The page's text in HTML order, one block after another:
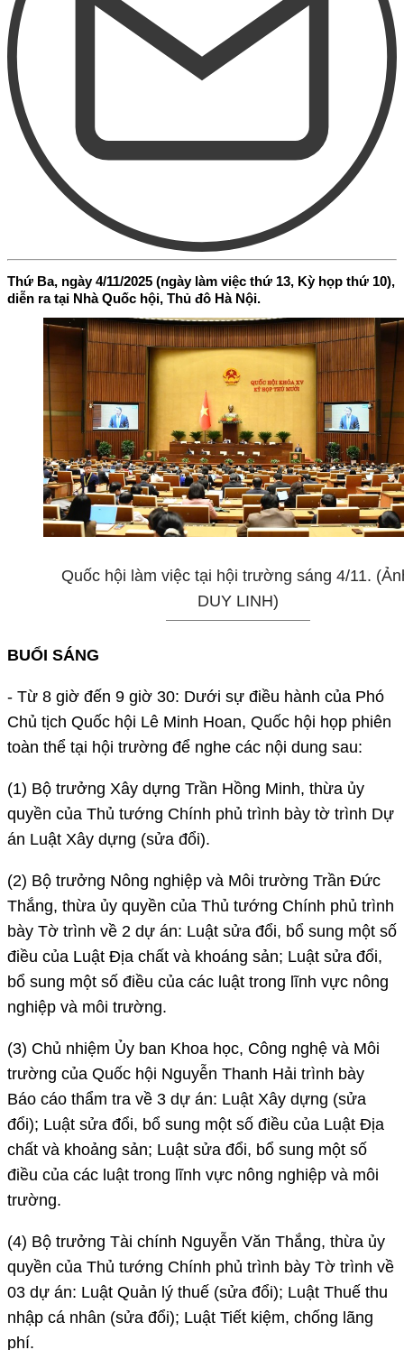
Thứ Ba, ngày 4/11/2025 (ngày làm việc thứ 13, Kỳ họp thứ 10),
diễn ra tại Nhà Quốc hội, Thủ đô Hà Nội.
Quốc hội làm việc tại hội trường sáng 4/11.
DUY LINH)
BUỔI SÁNG
- Từ 8 giờ đến 9 giờ 30: Dưới sự điều hành của Phó
Chủ tịch Quốc hội Lê Minh Hoan, Quốc hội họp phiên
toàn thể tại hội trường để nghe các nội dung sau:
(1) Bộ trưởng Xây dựng Trần Hồng Minh, thừa ủy
quyền của Thủ tướng Chính phủ trình bày tờ trình Dự
án Luật Xây dựng (sửa đổi).
(2) Bộ trưởng Nông nghiệp và Môi trường Trần Đức
Thắng, thừa ủy quyền của Thủ tướng Chính phủ trình
bày Tờ trình về 2 dự án: Luật sửa đổi, bổ sung một số
điều của Luật Địa chất và khoáng sản; Luật sửa đổi,
bổ sung một số điều của các luật trong lĩnh vực nông
nghiệp và môi trường.
(3) Chủ nhiệm Ủy ban Khoa học, Công nghệ và Môi
trường của Quốc hội Nguyễn Thanh Hải trình bày
Báo cáo thẩm tra về 3 dự án: Luật Xây dựng (sửa
đổi); Luật sửa đổi, bổ sung một số điều của Luật Địa
chất và khoảng sản; Luật sửa đổi, bổ sung một số
điều của các luật trong lĩnh vực nông nghiệp và môi
trường.
(4) Bộ trưởng Tài chính Nguyễn Văn Thắng, thừa ủy
quyền của Thủ tướng Chính phủ trình bày Tờ trình về
03 dự án: Luật Quản lý thuế (sửa đổi); Luật Thuế thu
nhập cá nhân (sửa đổi); Luật Tiết kiệm, chống lãng
phí.